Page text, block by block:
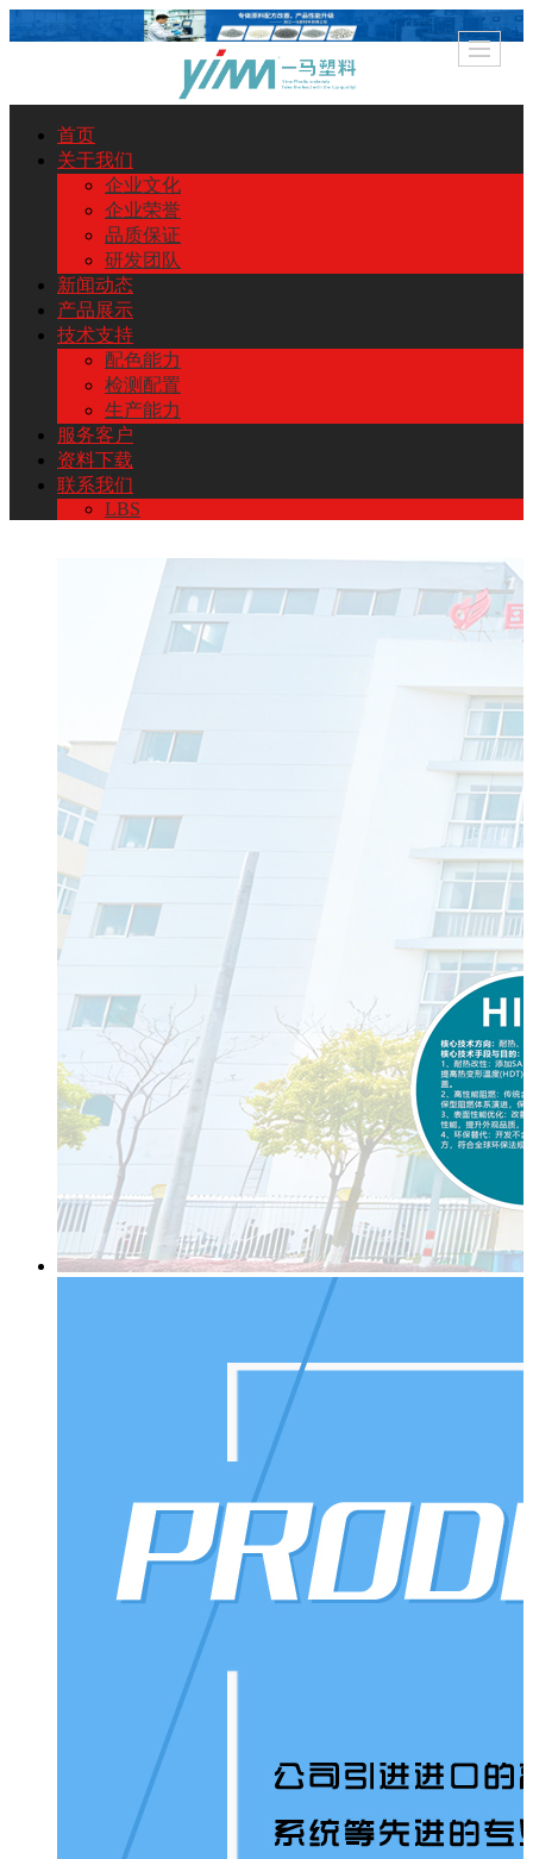
首页
关于我们
企业文化
企业荣誉
品质保证
研发团队
新闻动态
产品展示
技术支持
配色能力
检测配置
生产能力
服务客户
资料下载
联系我们
LBS